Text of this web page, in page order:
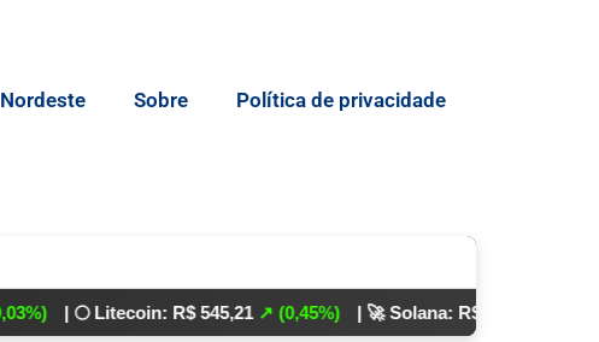
Nordeste Sobre Política de privacidade
Litecoin: R$ 545,21↗ (0,45%) | 🚀 Solana: R$ 862,24↘ (0,01%)